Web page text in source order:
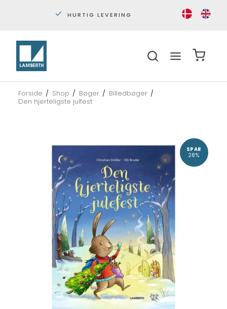
HURTIG LEVERING
Forside / Shop / Bøger / Billedbøger /
Den hjerteligste julfest
SPAR
28%